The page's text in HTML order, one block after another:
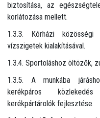
biztosítása, az
korlátozása mellett.
1.3.3. Kórházi
vízszigetek kialakításával.
1.3.4. Sportoláshoz öltözők,
1.3.5. A munkába
kerékpáros
kerékpártárolók fejlesztése.